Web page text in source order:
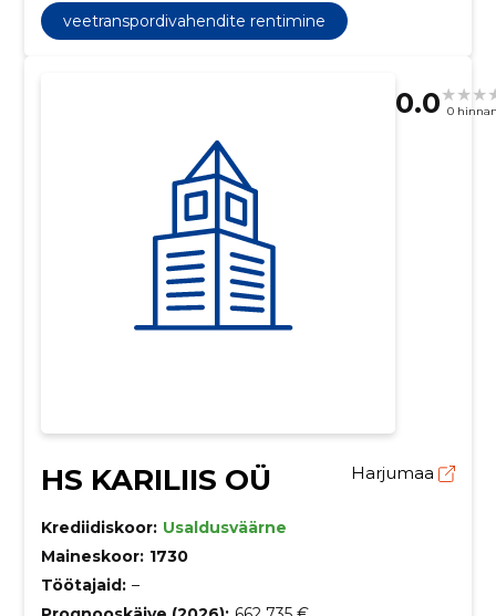
veetranspordivahendite rentimine
0.0 0
HS KARILIIS OÜ Harjumaa
Krediidiskoor: Usaldusväärne
Maineskoor: 1730
Töötajaid: –